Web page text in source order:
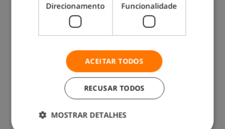
Também lhe pode interessar:
tradicional: qual é a opção mais adequada
Direcionamento Funcionalidade
ACEITAR TODOS
RECUSAR TODOS
MOSTRAR DETALHES